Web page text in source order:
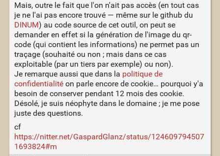
Mais, outre le fait que l'on n'ait pas accès (en tout cas
je ne l'ai pas encore trouvé — même sur le github du
DINUM) au code source de cet outil, on peut se
demander en effet si la génération de l'image du qr-
code (qui contient les informations) ne permet pas un
traçage (souhaité ou non ; mais dans ce cas
exploitable (par un tiers par exemple) ou non).
Je remarque aussi que dans la politique de
confidentialitéon parle encore de cookie… pourquoi y'a
besoin de conserver pendant 12 mois des cookie.
Désolé, je suis néophyte dans le domaine ; je me pose
juste des questions.
cf
https://nitter.net/GaspardGlanz/status/124609794507
1693824#m